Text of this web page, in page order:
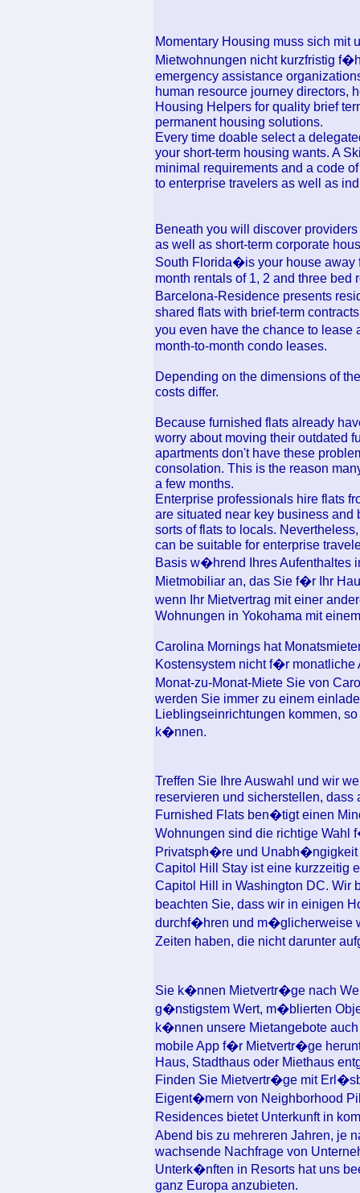
Momentary Housing muss sich
Mietwohnungen nicht kurzfristig
emergency assistance
human resource journey directors,
Housing Helpers for quality brief
permanent housing solutions.
Every time doable select a
your short-term housing wants. A
minimal requirements and a code
to enterprise travelers as well as
Beneath you will discover
as well as short-term corporate
South Florida�is your house away
month rentals of 1, 2 and three bed
Barcelona-Residence presents
shared flats with brief-term
you even have the chance to
month-to-month condo leases.
Depending on the dimensions of
costs differ.
Because furnished flats already
worry about moving their outdated
apartments don't have these
consolation. This is the reason
a few months.
Enterprise professionals hire flats
are situated near key business
sorts of flats to locals.
can be suitable for enterprise
Basis w�hrend Ihres Aufenthaltes
Mietmobiliar an, das Sie f�r Ihr
wenn Ihr Mietvertrag mit einer
Wohnungen in Yokohama mit
Carolina Mornings hat
Kostensystem nicht f�r
Monat-zu-Monat-Miete Sie von
werden Sie immer zu einem
Lieblingseinrichtungen kommen,
k�nnen.
Treffen Sie Ihre Auswahl und wir
reservieren und sicherstellen, dass
Furnished Flats ben�tigt einen
Wohnungen sind die richtige
Privatsph�re und Unabh�ngigkeit
Capitol Hill Stay ist eine kurzzeitig
Capitol Hill in Washington DC. Wir
beachten Sie, dass wir in einigen
durchf�hren und
Zeiten haben, die nicht darunter
Sie k�nnen Mietvertr�ge nach
g�nstigstem Wert, m�blierten
k�nnen unsere Mietangebote
mobile App f�r Mietvertr�ge
Haus, Stadthaus oder Miethaus
Finden Sie Mietvertr�ge mit
Eigent�mern von Neighborhood
Residences bietet Unterkunft in
Abend bis zu mehreren Jahren, je
wachsende Nachfrage von
Unterk�nften in Resorts hat uns
ganz Europa anzubieten.